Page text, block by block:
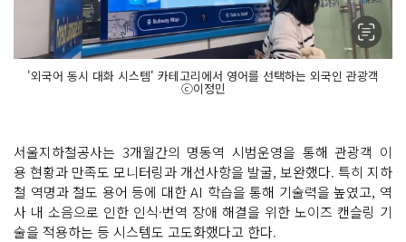
'외국어 동시 대화 시스템' 카테고리에서 영어를 선택하는 외국인 관광객
ⓒ이정민
서울지하철공사는 3개월간의 명동역 시범운영을 통해 관광객 이
용 현황과 만족도 모니터링과 개선사항을 발굴, 보완했다. 특히 지하
철 역명과 철도 용어 등에 대한 AI 학습을 통해 기술력을 높였고, 역
사 내 소음으로 인한 인식·번역 장애 해결을 위한 노이즈 캔슬링 기
술을 적용하는 등 시스템도 고도화했다고 한다.